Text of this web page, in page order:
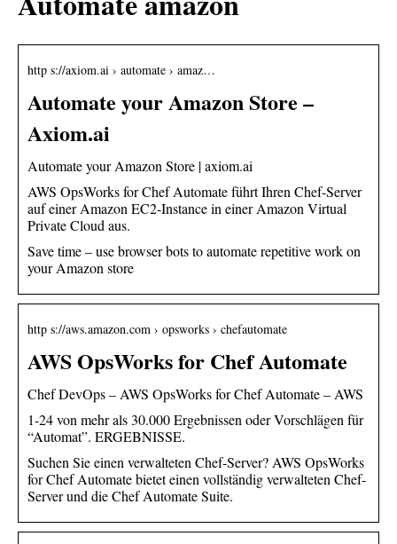
http s://axiom.ai › automate › amaz…
Automate your Amazon Store –
Axiom.ai
Automate your Amazon Store | axiom.ai
AWS OpsWorks for Chef Automate führt Ihren Chef-Server
auf einer Amazon EC2-Instance in einer Amazon Virtual
Private Cloud aus.
Save time – use browser bots to automate repetitive work on
your Amazon store
http s://aws.amazon.com › opsworks › chefautomate
AWS OpsWorks for Chef Automate
Chef DevOps – AWS OpsWorks for Chef Automate – AWS
1-24 von mehr als 30.000 Ergebnissen oder Vorschlägen für
“Automat”. ERGEBNISSE.
Suchen Sie einen verwalteten Chef-Server? AWS OpsWorks
for Chef Automate bietet einen vollständig verwalteten Chef-
Server und die Chef Automate Suite.